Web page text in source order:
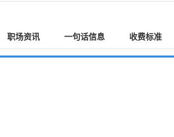
职场资讯 一句话信息 收费标准